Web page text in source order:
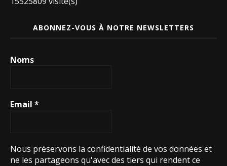
ABONNEZ-VOUS À NOTRE NEWSLETTERS
Noms
Email *
Nous préservons la confidentialité de vos données et
ne les partageons qu'avec des tiers qui rendent ce